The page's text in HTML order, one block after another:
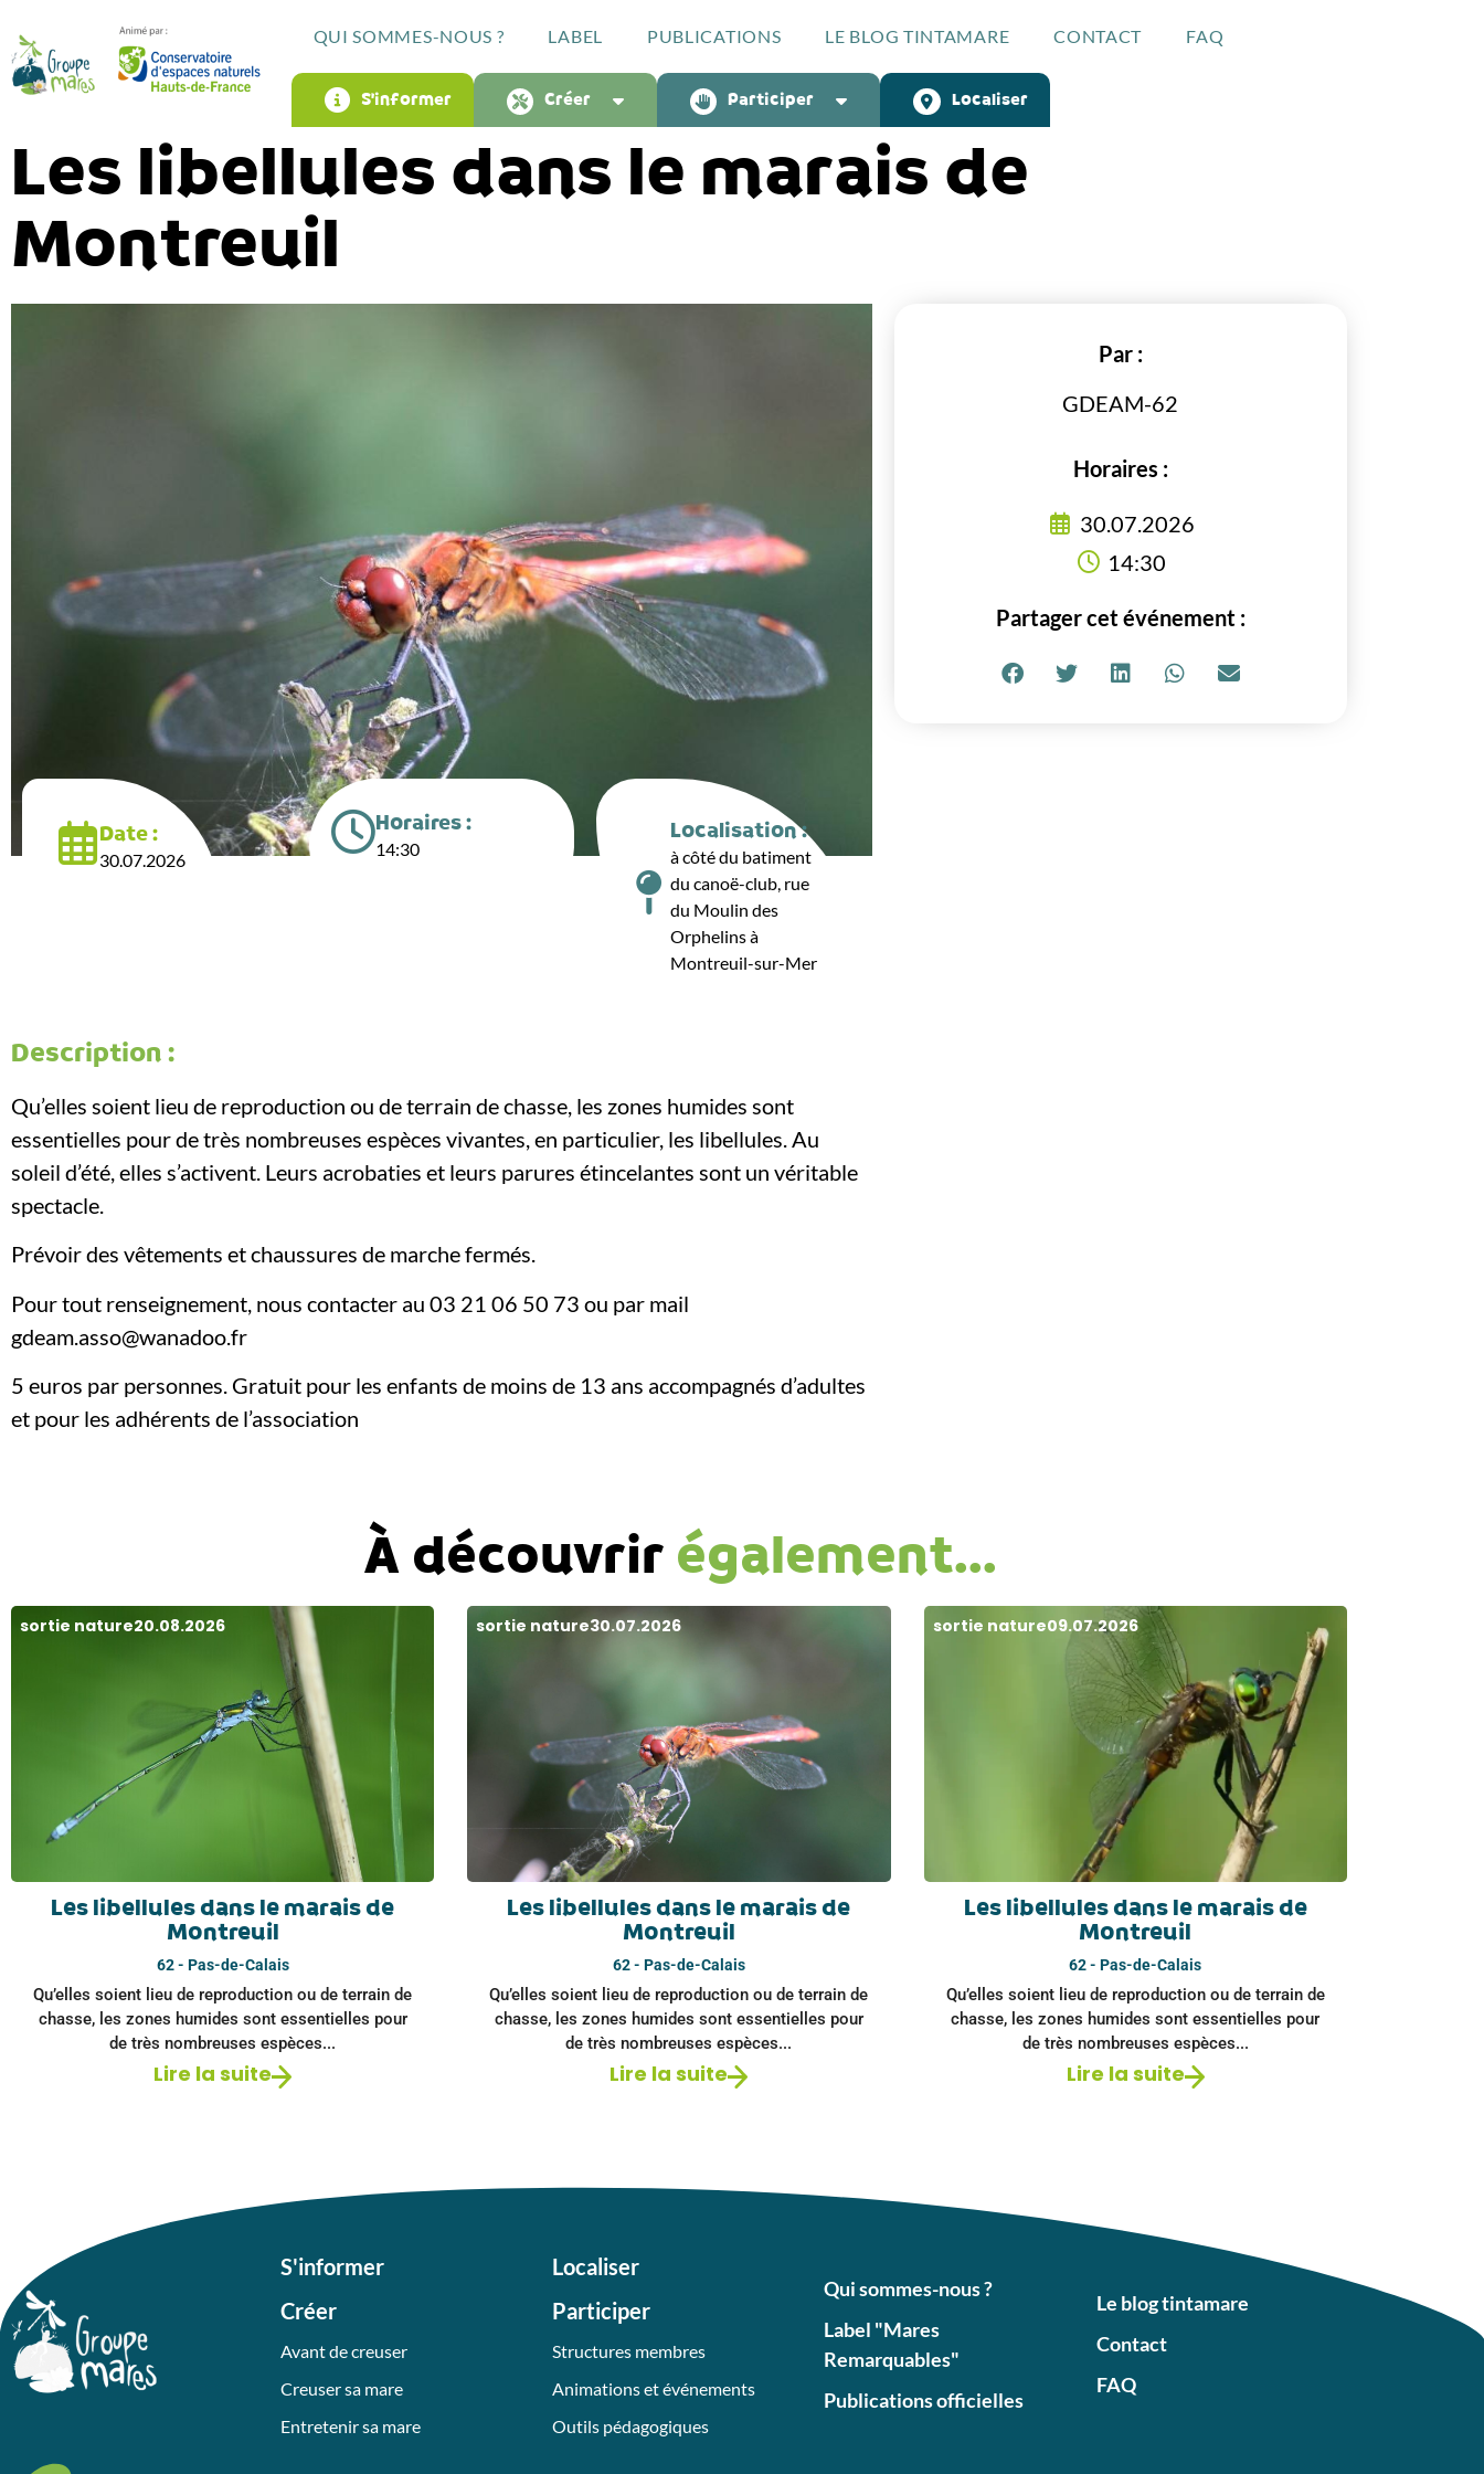
QUI SOMMES-NOUS ? LABEL PUBLICATIONS LE BLOG TINTAMARE CONTACT FAQ
S’informer Créer Participer Localiser
Les libellules dans le marais de
Montreuil
Date :
30.07.2026
Horaires :
14:30 Localisation :
à côté du batiment
du canoë-club, rue
du Moulin des
Orphelins à
Montreuil-sur-Mer
Par :
GDEAM-62
Horaires :
30.07.2026
14:30
Partager cet événement :
Description :
Qu’elles soient lieu de reproduction ou de terrain de chasse, les zones humides sont
essentielles pour de très nombreuses espèces vivantes, en particulier, les libellules. Au
soleil d’été, elles s’activent. Leurs acrobaties et leurs parures étincelantes sont un véritable
spectacle.
Prévoir des vêtements et chaussures de marche fermés.
Pour tout renseignement, nous contacter au 03 21 06 50 73 ou par mail
gdeam.asso@wanadoo.fr
5 euros par personnes. Gratuit pour les enfants de moins de 13 ans accompagnés d’adultes
et pour les adhérents de l’association
À découvrirégalement...
sortie nature20.08.2026
Les libellules dans le marais de
Montreuil
62 - Pas-de-Calais
Qu’elles soient lieu de reproduction ou de terrain de
chasse, les zones humides sont essentielles pour
de très nombreuses espèces...
Lire la suite
sortie nature30.07.2026
Les libellules dans le marais de
Montreuil
62 - Pas-de-Calais
Qu’elles soient lieu de reproduction ou de terrain de
chasse, les zones humides sont essentielles pour
de très nombreuses espèces...
Lire la suite
sortie nature09.07.2026
Les libellules dans le marais de
Montreuil
62 - Pas-de-Calais
Qu’elles soient lieu de reproduction ou de terrain de
chasse, les zones humides sont essentielles pour
de très nombreuses espèces...
Lire la suite
S'informer
Créer
Avant de creuser
Creuser sa mare
Entretenir sa mare
Localiser
Participer
Structures membres
Animations et événements
Outils pédagogiques
Qui sommes-nous ?
Label "Mares
Remarquables"
Publications officielles
Le blog tintamare
Contact
FAQ